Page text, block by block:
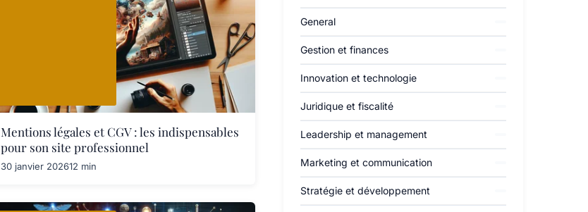
Mentions légales et CGV : les indispensables
pour son site professionnel
30 janvier 202612 min
General
Gestion et finances
Innovation et technologie
Juridique et fiscalité
Leadership et management
Marketing et communication
Stratégie et développement